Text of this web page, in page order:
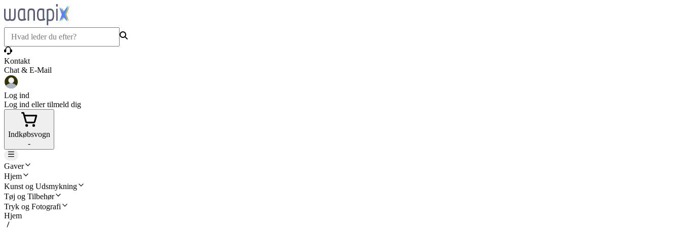
Kontakt
Chat & E-Mail
Log ind
Log ind eller tilmeld dig
Indkøbsvogn
-
Gaver
Hjem
Kunst og Udsmykning
Tøj og Tilbehør
Tryk og Fotografi
Hjem